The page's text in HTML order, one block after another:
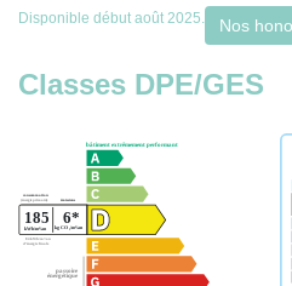
Disponible début août 2025. Nos
Classes DPE/GES